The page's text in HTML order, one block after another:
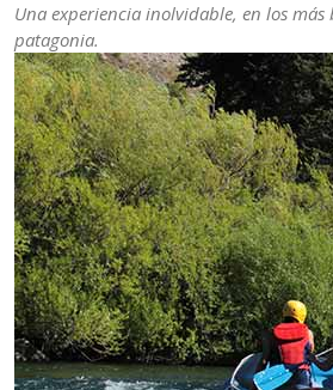
Una experiencia inolvidable, en los más
patagonia.